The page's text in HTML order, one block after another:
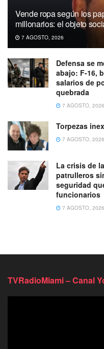
Vende ropa según los
millonarios: el objeto
7 AGOSTO, 2026
Defensa se
abajo: F-16,
salarios de
quebrada
7 AGOSTO, 2026
Torpezas
7 AGOSTO, 2026
La crisis de
patrulleros
seguridad
funcionarios
7 AGOSTO, 2026
TVRadioMiami – Canal